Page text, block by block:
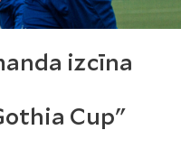
izcīna
Cup"